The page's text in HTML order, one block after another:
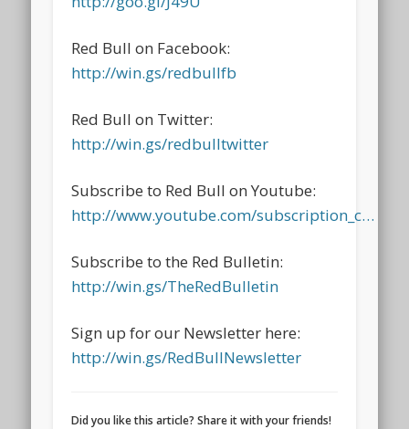
Red Bull on Facebook:
http://win.gs/redbullfb
Red Bull on Twitter:
http://win.gs/redbulltwitter
Subscribe to Red Bull on Youtube:
http://www.youtube.com/subscription_c…
Subscribe to the Red Bulletin:
http://win.gs/TheRedBulletin
Sign up for our Newsletter here:
http://win.gs/RedBullNewsletter
Did you like this article? Share it with your friends!